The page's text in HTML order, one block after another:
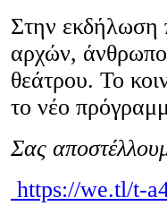
Στην εκδήλωση
αρχών,
θεάτρου. Το
το νέο
Σας
https://we.tl/t-